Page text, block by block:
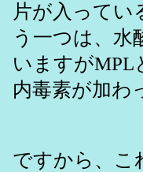
片が入ってい
う一つは、水
いますがMPL
内毒素が加わ
ですから、こ